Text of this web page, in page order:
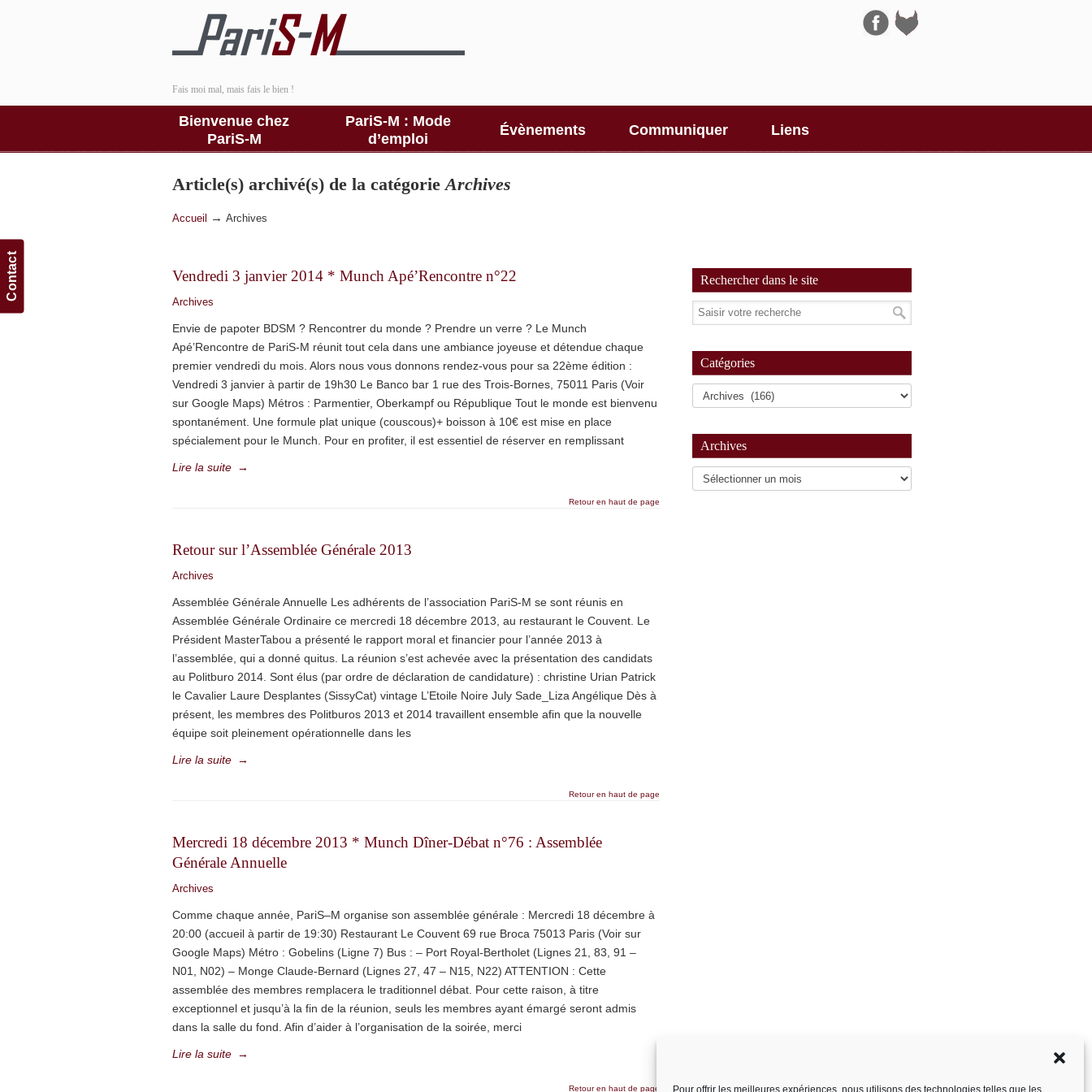
Pour offrir les meilleures expériences, nous utilisons des technologies telles que les
Contact
Fais moi mal, mais fais le bien !
Bienvenue chez
PariS-M
PariS-M : Mode
d’emploi
Évènements Communiquer Liens
Navigation
Article(s) archivé(s) de la catégorieArchives
Accueil → Archives
Vendredi 3 janvier 2014 * Munch Apé’Rencontre n°22
Archives
Envie de papoter BDSM ? Rencontrer du monde ? Prendre un verre ? Le Munch
Apé’Rencontre de PariS-M réunit tout cela dans une ambiance joyeuse et détendue chaque
premier vendredi du mois. Alors nous vous donnons rendez-vous pour sa 22ème édition :
Vendredi 3 janvier à partir de 19h30 Le Banco bar 1 rue des Trois-Bornes, 75011 Paris (Voir
sur Google Maps) Métros : Parmentier, Oberkampf ou République Tout le monde est bienvenu
spontanément. Une formule plat unique (couscous)+ boisson à 10€ est mise en place
spécialement pour le Munch. Pour en profiter, il est essentiel de réserver en remplissant
Lire la suite →
Retour en haut de page
Retour sur l’Assemblée Générale 2013
Archives
Assemblée Générale Annuelle Les adhérents de l’association PariS-M se sont réunis en
Assemblée Générale Ordinaire ce mercredi 18 décembre 2013, au restaurant le Couvent. Le
Président MasterTabou a présenté le rapport moral et financier pour l’année 2013 à
l’assemblée, qui a donné quitus. La réunion s’est achevée avec la présentation des candidats
au Politburo 2014. Sont élus (par ordre de déclaration de candidature) : christine Urian Patrick
le Cavalier Laure Desplantes (SissyCat) vintage L’Etoile Noire July Sade_Liza Angélique Dès à
présent, les membres des Politburos 2013 et 2014 travaillent ensemble afin que la nouvelle
équipe soit pleinement opérationnelle dans les
Lire la suite →
Retour en haut de page
Mercredi 18 décembre 2013 * Munch Dîner-Débat n°76 : Assemblée
Générale Annuelle
Archives
Comme chaque année, PariS–M organise son assemblée générale : Mercredi 18 décembre à
20:00 (accueil à partir de 19:30) Restaurant Le Couvent 69 rue Broca 75013 Paris (Voir sur
Google Maps) Métro : Gobelins (Ligne 7) Bus : – Port Royal-Bertholet (Lignes 21, 83, 91 –
N01, N02) – Monge Claude-Bernard (Lignes 27, 47 – N15, N22) ATTENTION : Cette
assemblée des membres remplacera le traditionnel débat. Pour cette raison, à titre
exceptionnel et jusqu’à la fin de la réunion, seuls les membres ayant émargé seront admis
dans la salle du fond. Afin d’aider à l’organisation de la soirée, merci
Lire la suite →
Retour en haut de page
Rechercher dans le site
Catégories
Archives
Archives